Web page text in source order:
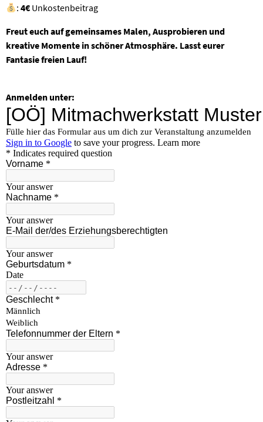
:4€Unkostenbeitrag
Freut euch auf gemeinsames Malen, Ausprobieren und
kreative Momente in schöner Atmosphäre. Lasst eurer
Fantasie freien Lauf!
Anmelden unter: